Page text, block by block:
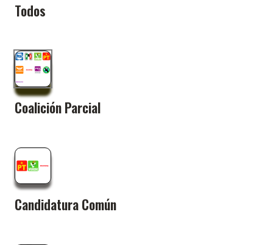
Todos
Coalición Parcial
Candidatura Común